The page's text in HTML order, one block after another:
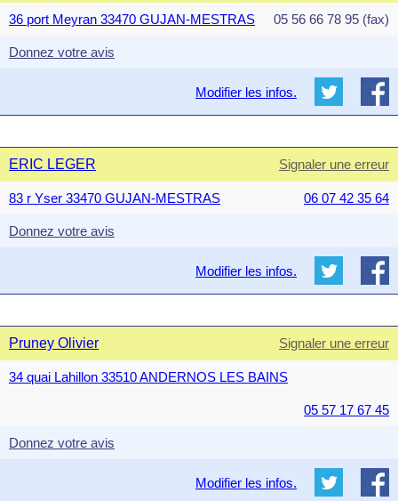
36 port Meyran 33470 GUJAN-MESTRAS 05 56 66 78 95 (fax)
Donnez votre avis
Modifier les infos.
ERIC LEGER Signaler une erreur
83 r Yser 33470 GUJAN-MESTRAS 06 07 42 35 64
Donnez votre avis
Modifier les infos.
Pruney Olivier Signaler une erreur
34 quai Lahillon 33510 ANDERNOS LES BAINS
05 57 17 67 45
Donnez votre avis
Modifier les infos.